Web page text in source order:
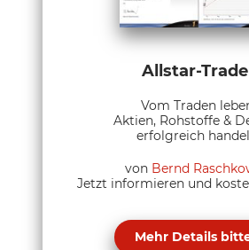
Allstar-
Vom Traden
Aktien, Rohstoffe &
erfolgreich
von Bernd
Jetzt informieren und
Mehr Details